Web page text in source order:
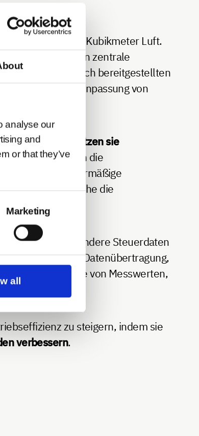
analyse our
and
or that they’ve
Marketing
all
pro Kubikmeter Luft.
Netzwerke an zentrale
die kontinuierlich bereitgestellten
automatische Anpassung von
unterstützen sie
Komfort als auch die
die durch übermäßige
welche die
, um umfassendere Steuerdaten
zuverlässige Datenübertragung,
und Analyse von Messwerten,
zu steigern, indem sie
verbessern.